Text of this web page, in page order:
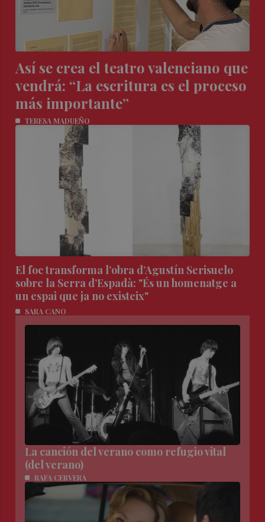
Así se crea el teatro valenciano que
vendrá: “La escritura es el proceso
más importante”
TERESA MADUEÑO
El foc transforma l’obra d’Agustín Serisuelo
sobre la Serra d’Espadà: "És un homenatge a
un espai que ja no existeix"
SARA CANO
La canción del verano como refugio vital
(del verano)
RAFA CERVERA